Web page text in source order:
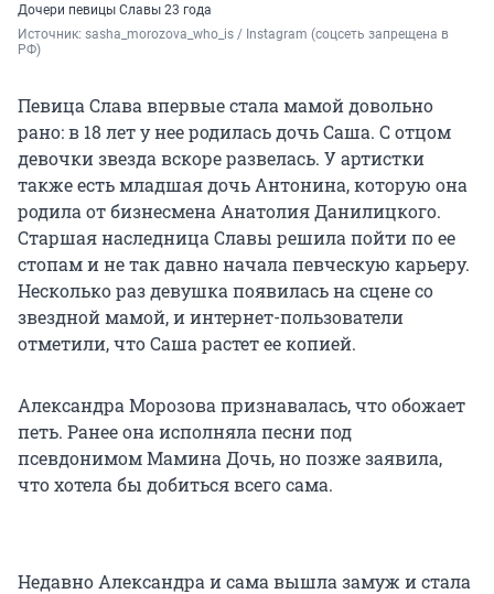
Дочери певицы Славы 23 года
Источник: sasha_morozova_who_is / Instagram (соцсеть запрещена в
РФ)
Певица Слава впервые стала мамой довольно
рано: в 18 лет у нее родилась дочь Саша. С отцом
девочки звезда вскоре развелась. У артистки
также есть младшая дочь Антонина, которую она
родила от бизнесмена Анатолия Данилицкого.
Старшая наследница Славы решила пойти по ее
стопам и не так давно начала певческую карьеру.
Несколько раз девушка появилась на сцене со
звездной мамой, и интернет-пользователи
отметили, что Саша растет ее копией.
Александра Морозова признавалась, что обожает
петь. Ранее она исполняла песни под
псевдонимом Мамина Дочь, но позже заявила,
что хотела бы добиться всего сама.
Недавно Александра и сама вышла замуж и стала